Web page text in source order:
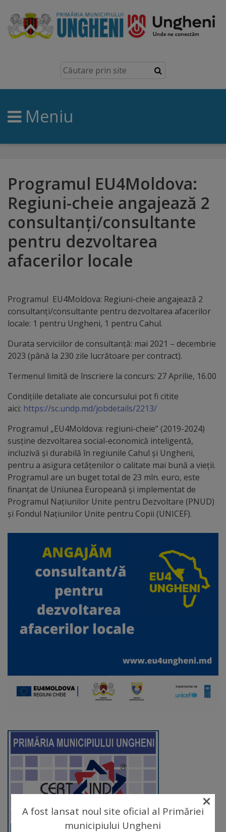
Ungheni
Prezentare
generală
Simbolurile
brand
Orașe
înfrățite
Distincții
de
onoare
Deținători
ai
titlului
„Merite
pentru
Ungheni”
Diplome
de
Excelență
Ungheniul
turistic
Obiective
turistice
Sculpturi
(harta
arhitecturale
marcante
Sportivi
performanță
Orașul
Meniu
Programul EU4Moldova:
Regiuni-cheie angajează 2
consultanţi/consultante
pentru dezvoltarea
afacerilor locale
Programul EU4Moldova: Regiuni-cheie angajează 2
consultanţi/consultante pentru dezvoltarea afacerilor
locale: 1 pentru Ungheni, 1 pentru Cahul.
Durata serviciilor de consultanţă: mai 2021 – decembrie
2023 (până la 230 zile lucrătoare per contract).
Termenul limită de înscriere la concurs: 27 Aprilie, 16.00
Condiţiile detaliate ale concursului pot fi citite
aici: https://sc.undp.md/jobdetails/2213/
Programul „EU4Moldova: regiuni-cheie” (2019-2024)
susține dezvoltarea social-economică inteligentă,
incluzivă și durabilă în regiunile Cahul și Ungheni,
pentru a asigura cetățenilor o calitate mai bună a vieții.
Programul are un buget total de 23 mln. euro, este
finanțat de Uniunea Europeană și implementat de
Programul Națiunilor Unite pentru Dezvoltare (PNUD)
și Fondul Națiunilor Unite pentru Copii (UNICEF).
A fost lansat noul site oficial al Primăriei
municipiului Ungheni
×